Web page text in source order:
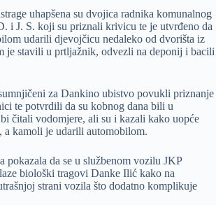
uhapšena su dvojica radnika komunalnog
i J. S. koji su priznali krivicu te je utvrđeno da
udarili djevojčicu nedaleko od dvorišta iz
je stavili u prtljažnik, odvezli na deponij i bacili
za Dankino ubistvo povukli priznanje
te potvrdili da su kobnog dana bili u
čitali vodomjere, ali su i kazali kako uopće
kamoli je udarili automobilom.
pokazala da se u službenom vozilu JKP
biološki tragovi Danke Ilić kako na
strani vozila što dodatno komplikuje